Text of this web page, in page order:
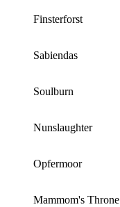
Finsterforst
Sabiendas
Soulburn
Nunslaughter
Opfermoor
Mammom's Throne